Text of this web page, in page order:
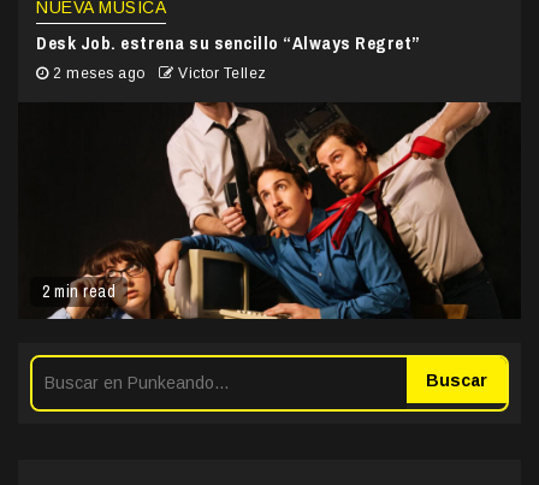
2 min read
NUEVA MÚSICA
Desk Job. estrena su sencillo “Always Regret”
2 meses ago Victor Tellez
Buscar